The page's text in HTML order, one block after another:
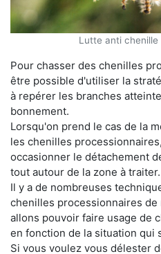
Lutte anti chenille
Pour chasser des chenilles
être possible d'utiliser la
à repérer les branches
bonnement.
Lorsqu'on prend le cas de la
les chenilles
occasionner le détachement
tout autour de la zone à traiter.
Il y a de nombreuses
chenilles processionnaires
allons pouvoir faire usage de
en fonction de la situation qui
Si vous voulez vous délester